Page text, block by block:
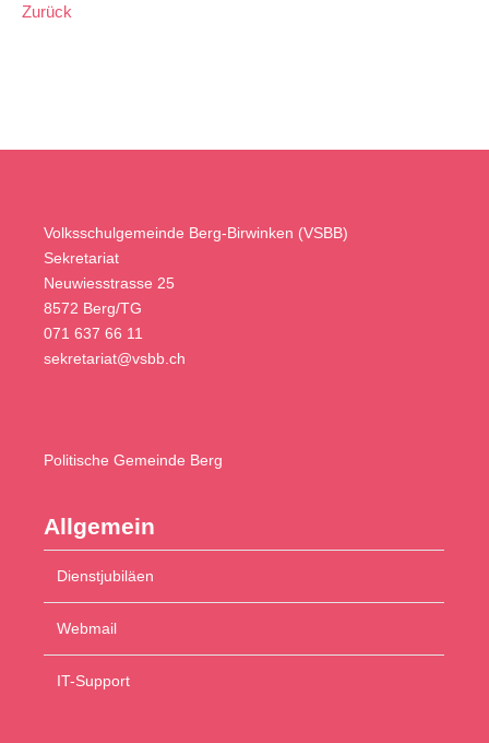
Zurück
Volksschulgemeinde Berg-Birwinken (VSBB)
Sekretariat
Neuwiesstrasse 25
8572 Berg/TG
071 637 66 11
sekretariat@vsbb.ch
Politische Gemeinde Berg
Allgemein
Dienstjubiläen
Webmail
IT-Support